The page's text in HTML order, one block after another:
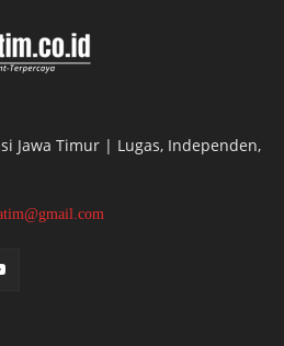
Jawa Timur | Lugas, Independen,